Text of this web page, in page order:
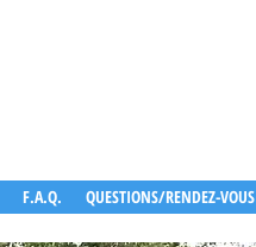
F.A.Q. QUESTIONS/RENDEZ-VOUS